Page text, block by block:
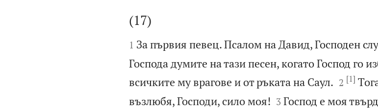


(17)

1 За първия певец. Псалом на Давид, Господен
Господа думите на тази песен, когато Господ го
всичките му врагове и от ръката на Саул.
2 [1]
възлюбя, Господи, сило моя!
3 Господ е моя